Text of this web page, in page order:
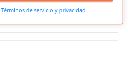
Términos de servicio y privacidad